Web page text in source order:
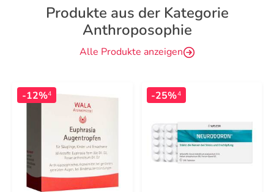
Produkte aus der Kategorie
Anthroposophie
Alle Produkte anzeigen
-12%4 -25%4